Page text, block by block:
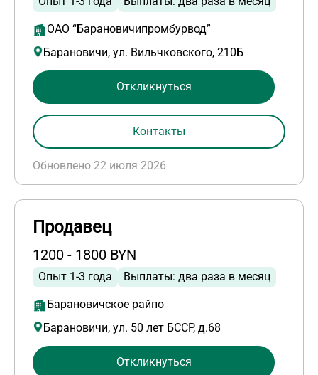
ОАО “Барановичипромбурвод”
Барановичи, ул. Вильчковского, 210Б
Обновлено 22 июля 2026
Откликнуться
Контакты
Продавец
1200 - 1800 BYN
Опыт 1-3 года Выплаты: два раза в месяц
Барановичское райпо
Барановичи, ул. 50 лет БССР, д.68
Откликнуться